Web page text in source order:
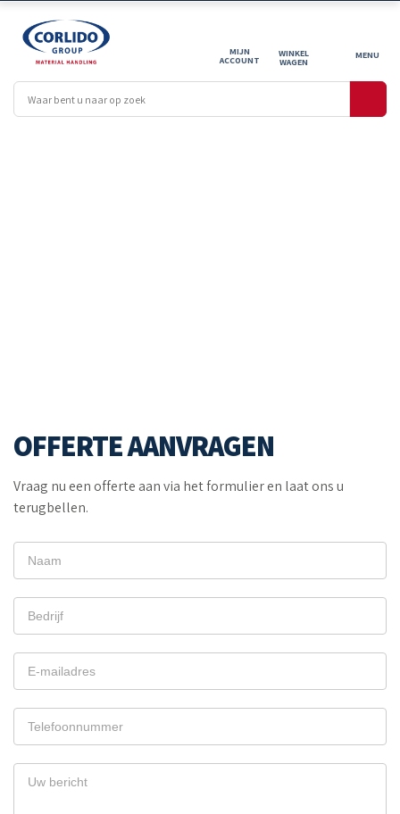
MIJN
ACCOUNT
WINKEL
WAGEN
OFFERTE AANVRAGEN
Vraag nu een offerte aan via het formulier en laat ons u
terugbellen.
OFFERTE
AANVRAGEN